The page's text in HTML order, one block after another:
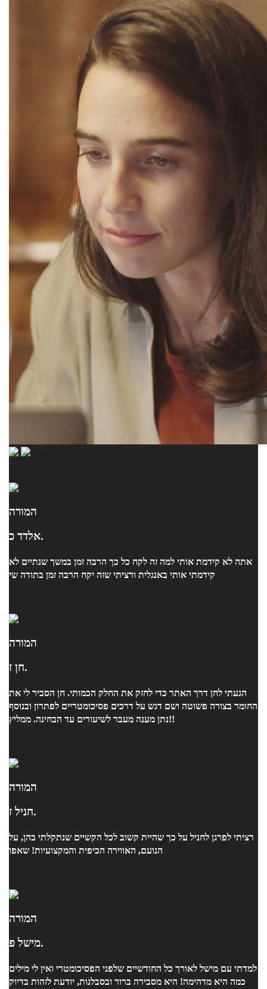
המורה
אלדד כ.
אתה לא קידמת אותי למה זה לקח כל כך הרבה זמן במשך שנתיים לא
קידמתי אותי באנגלית ורציתי שזה יקח הרבה זמן בתודה שי
המורה
חן ז.
הגעתי לחן דרך האתר כדי לחזק את החלק הכמותי. חן הסביר לי את
החומר בצורה פשוטה ושם דגש על דרכים פסיכומטריים לפתרון ובנוסף
נתן מענה מעבר לשיעורים עד הבחינה. ממליץ!!
המורה
חניל ז.
רציתי לפרגן לחניל על כך שהיית קשוב לכל הקשיים שנתקלתי בהן, על
הנועם, האווירה הכיפית והמקצועיות! שאפו
המורה
מישל פ.
למדתי עם מישל לאורך כל החודשיים שלפני הפסיכומטרי ואין לי מילים
כמה היא מדהימה! היא מסבירה ברור ובסבלנות, יודעת לזהות בדיוק